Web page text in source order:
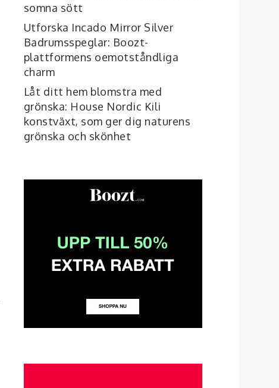
somna sött
Utforska Incado Mirror Silver
Badrumsspeglar: Boozt-
plattformens oemotståndliga
charm
Låt ditt hem blomstra med
grönska: House Nordic Kili
konstväxt, som ger dig naturens
grönska och skönhet